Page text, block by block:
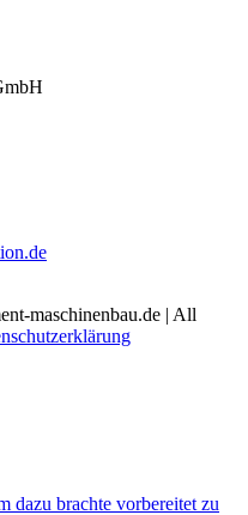
maschinenbau.de | All
dazu brachte vorbereitet zu